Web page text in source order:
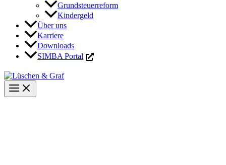
Grundsteuerreform
Kindergeld
Über uns
Karriere
Downloads
SIMBA Portal